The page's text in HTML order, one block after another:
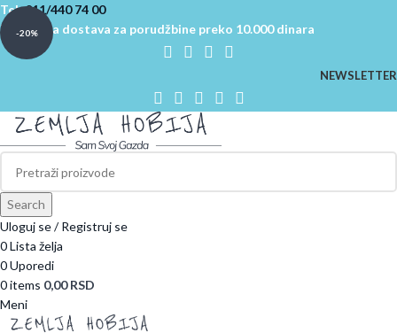
Tel:011/440 74 00
Besplatna dostava za porudžbine preko 10.000 dinara
NEWSLETTER
Search
Uloguj se / Registruj se
0Lista želja
0Uporedi
0items 0,00RSD
Meni
-20%